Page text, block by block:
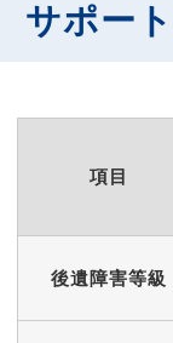
サポー
項目
後遺障害等級